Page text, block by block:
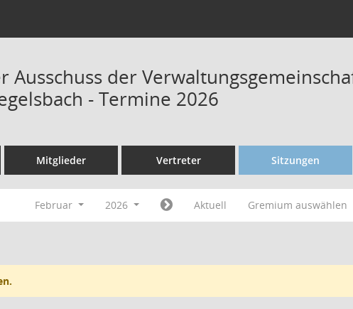
Ausschuss der
- Termine 2026
Mitglieder Vertreter Sitzungen
Februar 2026 Aktuell Gremium auswählen